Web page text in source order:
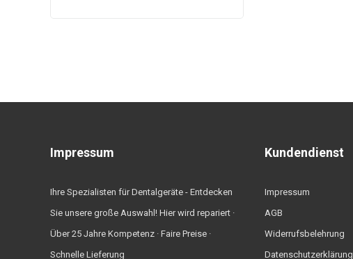
Impressum
Ihre Spezialisten für Dentalgeräte - Entdecken
Sie unsere große Auswahl! Hier wird repariert ·
Über 25 Jahre Kompetenz · Faire Preise ·
Schnelle Lieferung
Kundendienst
Impressum
AGB
Widerrufsbelehrung
Datenschutzerklärung